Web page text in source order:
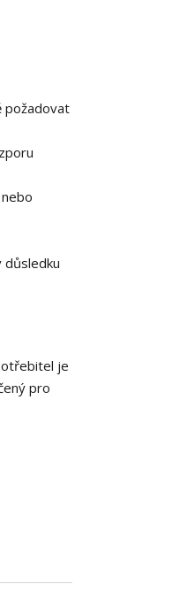
požadovat
důsledku
je
pro